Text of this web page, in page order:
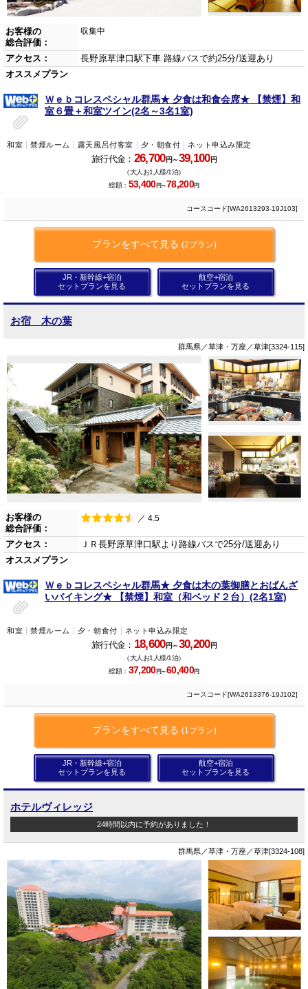
お客様の
総合評価：
収集中
アクセス：
長野原草津口駅下車 路線バスで約25分/送迎あり
オススメプラン
Ｗｅｂコレスペシャル群馬★ 夕食は和食会席★ 【禁煙】和
室６畳＋和室ツイン(2名～3名1室)
和室 禁煙ルーム 露天風呂付客室 夕・朝食付 ネット申込み限定
旅行代金： 26,700円～39,100円
（大人お1人様/1泊）
総額： 53,400円～78,200円
コースコード[WA2613293-19J103]
プランをすべて見る (2プラン)
JR・新幹線+宿泊
セットプランを見る
航空+宿泊
セットプランを見る
お宿 木の葉
群馬県／草津・万座／草津[3324-115]
お客様の
総合評価：
／ 4.5
アクセス：
ＪＲ長野原草津口駅より路線バスで25分/送迎あり
オススメプラン
Ｗｅｂコレスペシャル群馬★ 夕食は木の葉御膳とおばんざ
いバイキング★ 【禁煙】和室（和ベッド２台）(2名1室)
和室 禁煙ルーム 夕・朝食付 ネット申込み限定
旅行代金： 18,600円～30,200円
（大人お1人様/1泊）
総額： 37,200円～60,400円
コースコード[WA2613376-19J102]
プランをすべて見る (1プラン)
JR・新幹線+宿泊
セットプランを見る
航空+宿泊
セットプランを見る
ホテルヴィレッジ
24時間以内に予約がありました！
群馬県／草津・万座／草津[3324-108]